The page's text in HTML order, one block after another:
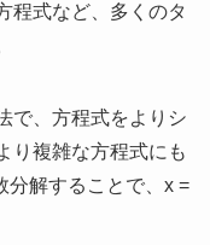
程式など、多くのタ
で、方程式をよりシ
り複雑な方程式にも
分解することで、x =